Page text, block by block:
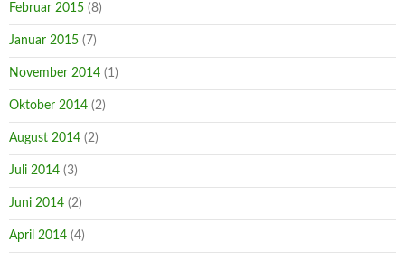
Februar 2015 (8)
Januar 2015 (7)
November 2014 (1)
Oktober 2014 (2)
August 2014 (2)
Juli 2014 (3)
Juni 2014 (2)
April 2014 (4)